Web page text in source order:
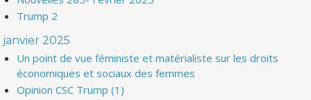
Trump 2
janvier 2025
Un point de vue féministe et matérialiste sur les droits
économiques et sociaux des femmes
Opinion CSC Trump (1)